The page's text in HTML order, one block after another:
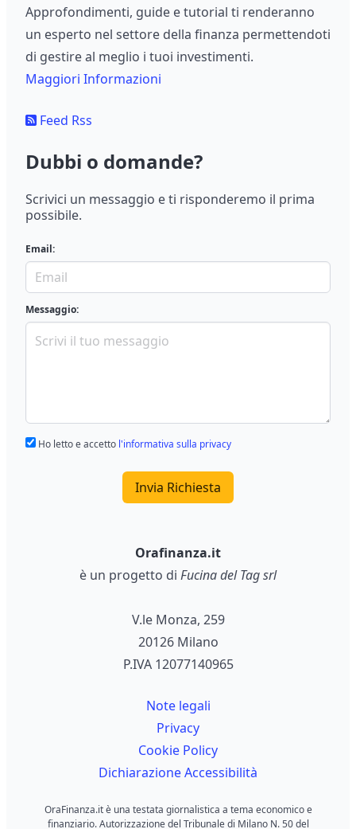
Approfondimenti, guide e tutorial ti renderanno
un esperto nel settore della finanza permettendoti
di gestire al meglio i tuoi investimenti.
Maggiori Informazioni
Feed Rss
Dubbi o domande?
Scrivici un messaggio e ti risponderemo il prima
possibile.
Email:
Messaggio:
Ho letto e accetto l'informativa sulla privacy
Invia Richiesta
Orafinanza.it
è un progetto di Fucina del Tag srl
V.le Monza, 259
20126 Milano
P.IVA 12077140965
Note legali
Privacy
Cookie Policy
Dichiarazione Accessibilità
OraFinanza.it è una testata giornalistica a tema economico e
finanziario. Autorizzazione del Tribunale di Milano N. 50 del